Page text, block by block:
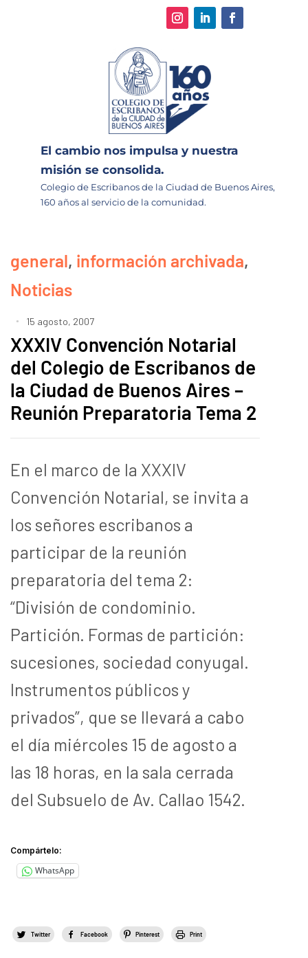
El cambio nos impulsa y nuestra
misión se consolida.
Colegio de Escribanos de la Ciudad de Buenos Aires,
160 años al servicio de la comunidad.
general, información archivada,
Noticias
15 agosto, 2007
XXXIV Convención Notarial
del Colegio de Escribanos de
la Ciudad de Buenos Aires –
Reunión Preparatoria Tema 2
En el marco de la XXXIV
Convención Notarial, se invita a
los señores escribanos a
participar de la reunión
preparatoria del tema 2:
“División de condominio.
Partición. Formas de partición:
sucesiones, sociedad conyugal.
Instrumentos públicos y
privados”, que se llevará a cabo
el día miércoles 15 de agosto a
las 18 horas, en la sala cerrada
del Subsuelo de Av. Callao 1542.
Compártelo:
WhatsApp
Twitter Facebook Pinterest Print